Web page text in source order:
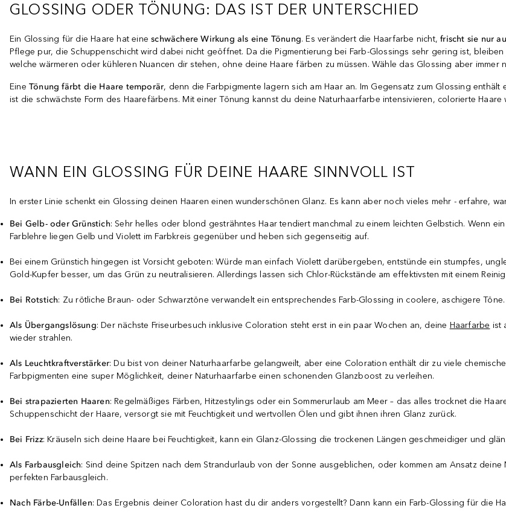
GLOSSING ODER TÖNUNG: DAS IST DER UNTERSCHIED
Ein Glossing für die Haare hat eine schwächere Wirkung als eine Tönung. Es verändert die Haarfarbe nicht,frischt sie nur
Pflege pur, die Schuppenschicht wird dabei nicht geöffnet. Da die Pigmentierung bei Farb-Glossings sehr gering ist,
welche wärmeren oder kühleren Nuancen dir stehen, ohne deine Haare färben zu müssen. Wähle das Glossing aber immer
Eine Tönung färbt die Haare temporär, denn die Farbpigmente lagern sich am Haar an. Im Gegensatz zum Glossing
ist die schwächste Form des Haarefärbens. Mit einer Tönung kannst du deine Naturhaarfarbe intensivieren, colorierte
WANN EIN GLOSSING FÜR DEINE HAARE SINNVOLL IST
In erster Linie schenkt ein Glossing deinen Haaren einen wunderschönen Glanz. Es kann aber noch vieles mehr - erfahre,
Bei Gelb- oder Grünstich: Sehr helles oder blond gesträhntes Haar tendiert manchmal zu einem leichten Gelbstich. Wenn
Farblehre liegen Gelb und Violett im Farbkreis gegenüber und heben sich gegenseitig auf.
Bei einem Grünstich hingegen ist Vorsicht geboten: Würde man einfach Violett darübergeben, entstünde ein stumpfes,
Gold-Kupfer besser, um das Grün zu neutralisieren. Allerdings lassen sich Chlor-Rückstände am effektivsten mit einem
Bei Rotstich: Zu rötliche Braun- oder Schwarztöne verwandelt ein entsprechendes Farb-Glossing in coolere, aschigere Töne.
Als Übergangslösung: Der nächste Friseurbesuch inklusive Coloration steht erst in ein paar Wochen an, deine Haarfarbe ist
wieder strahlen.
Als Leuchtkraftverstärker: Du bist von deiner Naturhaarfarbe gelangweilt, aber eine Coloration enthält dir zu viele
Farbpigmenten eine super Möglichkeit, deiner Naturhaarfarbe einen schonenden Glanzboost zu verleihen.
Bei strapazierten Haaren: Regelmäßiges Färben, Hitzestylings oder ein Sommerurlaub am Meer – das alles trocknet die
Schuppenschicht der Haare, versorgt sie mit Feuchtigkeit und wertvollen Ölen und gibt ihnen ihren Glanz zurück.
Bei Frizz: Kräuseln sich deine Haare bei Feuchtigkeit, kann ein Glanz-Glossing die trockenen Längen geschmeidiger und
Als Farbausgleich: Sind deine Spitzen nach dem Strandurlaub von der Sonne ausgeblichen, oder kommen am Ansatz
perfekten Farbausgleich.
Nach Färbe-Unfällen: Das Ergebnis deiner Coloration hast du dir anders vorgestellt? Dann kann ein Farb-Glossing für die